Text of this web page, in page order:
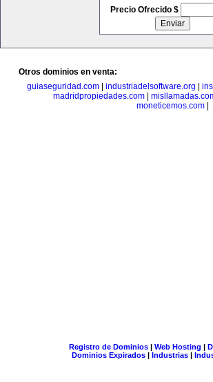
Precio Ofrecido $
Otros dominios en venta:
guiaseguridad.com| industriadelsoftware.org
madridpropiedades.com|
moneticemos.com|
Registro de Dominios| Web Hosting |
Dominios Expirados | Industrias |